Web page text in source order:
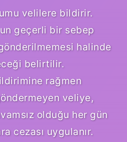
velilere bildirir.
geçerli bir sebep
halinde
belirtilir.
rağmen
veliye,
olduğu her gün
cezası uygulanır.